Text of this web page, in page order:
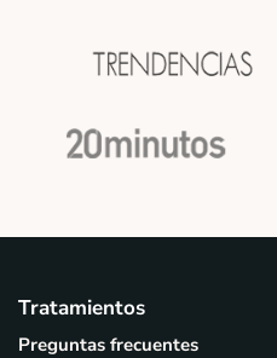
Tratamientos
Preguntas frecuentes